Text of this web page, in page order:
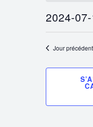
2024-07-
date.
Jour précédent